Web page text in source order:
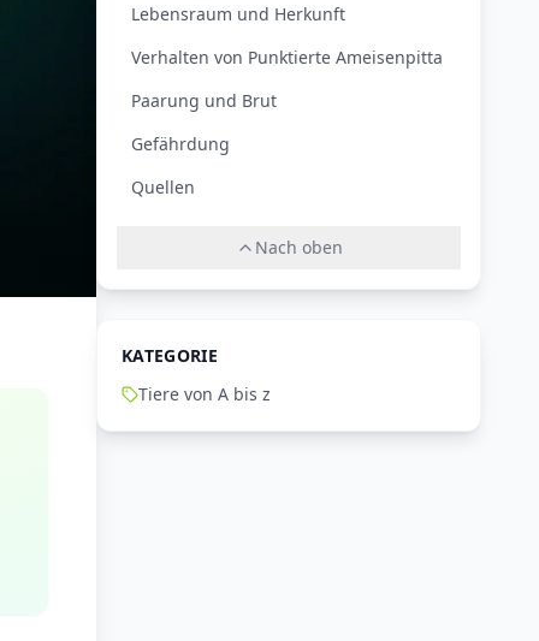
Lebensraum und Herkunft
Verhalten von Punktierte Ameisenpitta
Paarung und Brut
Gefährdung
Quellen
Nach oben
KATEGORIE
Tiere von A bis z